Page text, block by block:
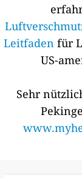
Leitfaden für
US-
Sehr